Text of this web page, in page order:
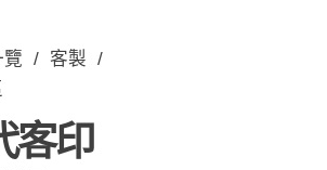
覽 / 客製 /
客印